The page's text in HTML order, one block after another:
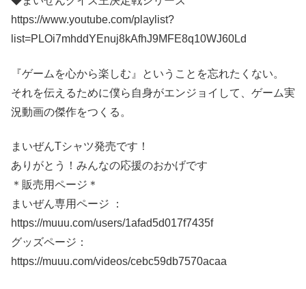
https://www.youtube.com/playlist?
list=PLOi7mhddYEnuj8kAfhJ9MFE8q10WJ60Ld
『ゲームを心から楽しむ』ということを忘れたくない。
それを伝えるために僕ら自身がエンジョイして、ゲーム実
況動画の傑作をつくる。
まいぜんTシャツ発売です！
ありがとう！みんなの応援のおかげです
＊販売用ページ＊
まいぜん専用ページ ：
https://muuu.com/users/1afad5d017f7435f
グッズページ：
https://muuu.com/videos/cebc59db7570acaa